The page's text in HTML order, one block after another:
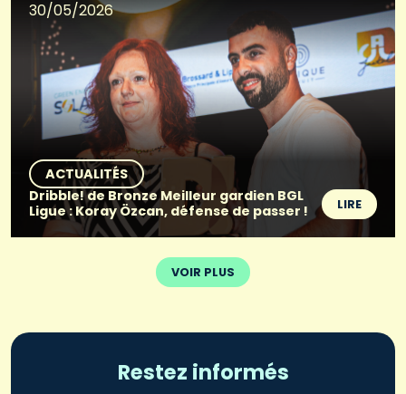
30/05/2026
ACTUALITÉS
Dribble! de Bronze Meilleur gardien BGL
Ligue : Koray Özcan, défense de passer !
LIRE
VOIR PLUS
Restez informés